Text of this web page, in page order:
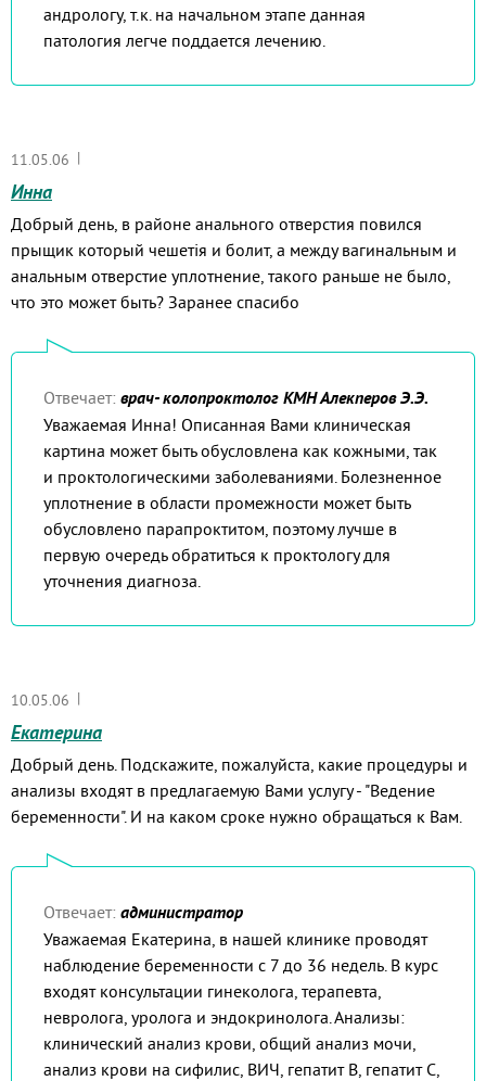
андрологу, т.к. на начальном этапе данная
патология легче поддается лечению.
11.05.06 |
Инна
Добрый день, в районе анального отверстия повился
прыщик который чешетія и болит, а между вагинальным и
анальным отверстие уплотнение, такого раньше не было,
что это может быть? Заранее спасибо
Отвечает: врач- колопроктолог КМН Алекперов Э.Э.
Уважаемая Инна! Описанная Вами клиническая
картина может быть обусловлена как кожными, так
и проктологическими заболеваниями. Болезненное
уплотнение в области промежности может быть
обусловлено парапроктитом, поэтому лучше в
первую очередь обратиться к проктологу для
уточнения диагноза.
10.05.06 |
Екатерина
Добрый день. Подскажите, пожалуйста, какие процедуры и
анализы входят в предлагаемую Вами услугу - "Ведение
беременности". И на каком сроке нужно обращаться к Вам.
Отвечает: администратор
Уважаемая Екатерина, в нашей клинике проводят
наблюдение беременности с 7 до 36 недель. В курс
входят консультации гинеколога, терапевта,
невролога, уролога и эндокринолога. Анализы:
клинический анализ крови, общий анализ мочи,
анализ крови на сифилис, ВИЧ, гепатит В, гепатит С,